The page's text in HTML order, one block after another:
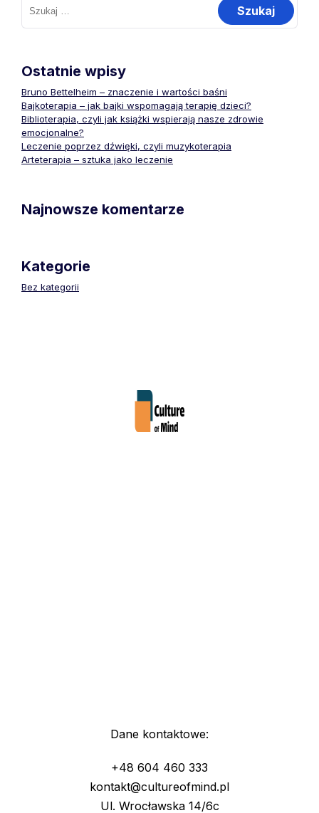
Ostatnie wpisy
Bruno Bettelheim – znaczenie i wartości baśni
Bajkoterapia – jak bajki wspomagają terapię dzieci?
Biblioterapia, czyli jak książki wspierają nasze zdrowie
emocjonalne?
Leczenie poprzez dźwięki, czyli muzykoterapia
Arteterapia – sztuka jako leczenie
Najnowsze komentarze
Kategorie
Bez kategorii
Dane kontaktowe:
+48 604 460 333
kontakt@cultureofmind.pl
Ul. Wrocławska 14/6c